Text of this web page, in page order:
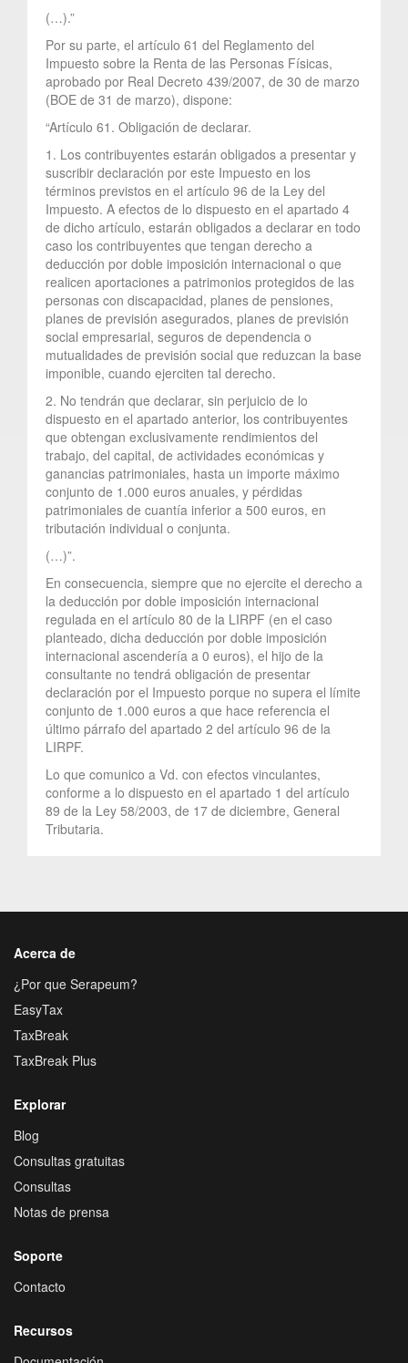
(…).”
Por su parte, el artículo 61 del Reglamento del
Impuesto sobre la Renta de las Personas Físicas,
aprobado por Real Decreto 439/2007, de 30 de marzo
(BOE de 31 de marzo), dispone:
“Artículo 61. Obligación de declarar.
1. Los contribuyentes estarán obligados a presentar y
suscribir declaración por este Impuesto en los
términos previstos en el artículo 96 de la Ley del
Impuesto. A efectos de lo dispuesto en el apartado 4
de dicho artículo, estarán obligados a declarar en todo
caso los contribuyentes que tengan derecho a
deducción por doble imposición internacional o que
realicen aportaciones a patrimonios protegidos de las
personas con discapacidad, planes de pensiones,
planes de previsión asegurados, planes de previsión
social empresarial, seguros de dependencia o
mutualidades de previsión social que reduzcan la base
imponible, cuando ejerciten tal derecho.
2. No tendrán que declarar, sin perjuicio de lo
dispuesto en el apartado anterior, los contribuyentes
que obtengan exclusivamente rendimientos del
trabajo, del capital, de actividades económicas y
ganancias patrimoniales, hasta un importe máximo
conjunto de 1.000 euros anuales, y pérdidas
patrimoniales de cuantía inferior a 500 euros, en
tributación individual o conjunta.
(…)”.
En consecuencia, siempre que no ejercite el derecho a
la deducción por doble imposición internacional
regulada en el artículo 80 de la LIRPF (en el caso
planteado, dicha deducción por doble imposición
internacional ascendería a 0 euros), el hijo de la
consultante no tendrá obligación de presentar
declaración por el Impuesto porque no supera el límite
conjunto de 1.000 euros a que hace referencia el
último párrafo del apartado 2 del artículo 96 de la
LIRPF.
Lo que comunico a Vd. con efectos vinculantes,
conforme a lo dispuesto en el apartado 1 del artículo
89 de la Ley 58/2003, de 17 de diciembre, General
Tributaria.
Acerca de
¿Por que Serapeum?
EasyTax
TaxBreak
TaxBreak Plus
Explorar
Blog
Consultas gratuitas
Consultas
Notas de prensa
Soporte
Contacto
Recursos